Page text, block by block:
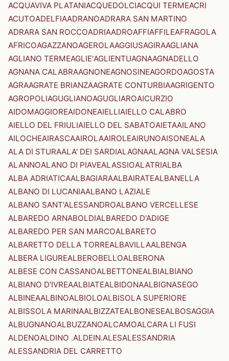
ACQUAVIVA PLATANIACQUEDOLCIACQUI TERMEACRI
ACUTOADELFIAADRANOADRARA SAN MARTINO
ADRARA SAN ROCCOADRIAADROAFFIAFFILEAFRAGOLA
AFRICOAGAZZANOAGEROLAAGGIUSAGIRAAGLIANA
AGLIANO TERMEAGLIE'AGLIENTUAGNAAGNADELLO
AGNANA CALABRAAGNONEAGNOSINEAGORDOAGOSTA
AGRAAGRATE BRIANZAAGRATE CONTURBIAAGRIGENTO
AGROPOLIAGUGLIANOAGUGLIAROAICURZIO
AIDOMAGGIOREAIDONEAIELLIAIELLO CALABRO
AIELLO DEL FRIULIAIELLO DEL SABATOAIETAAILANO
AILOCHEAIRASCAAIROLAAIROLEAIRUNOAISONEALA
ALA DI STURAALA' DEI SARDIALAGNAALAGNA VALSESIA
ALANNOALANO DI PIAVEALASSIOALATRIALBA
ALBA ADRIATICAALBAGIARAALBAIRATEALBANELLA
ALBANO DI LUCANIAALBANO LAZIALE
ALBANO SANT'ALESSANDROALBANO VERCELLESE
ALBAREDO ARNABOLDIALBAREDO D'ADIGE
ALBAREDO PER SAN MARCOALBARETO
ALBARETTO DELLA TORREALBAVILLAALBENGA
ALBERA LIGUREALBEROBELLOALBERONA
ALBESE CON CASSANOALBETTONEALBIALBIANO
ALBIANO D'IVREAALBIATEALBIDONAALBIGNASEGO
ALBINEAALBINOALBIOLOALBISOLA SUPERIORE
ALBISSOLA MARINAALBIZZATEALBONESEALBOSAGGIA
ALBUGNANOALBUZZANOALCAMOALCARA LI FUSI
ALDENOALDINO .ALDEIN.ALESALESSANDRIA
ALESSANDRIA DEL CARRETTO